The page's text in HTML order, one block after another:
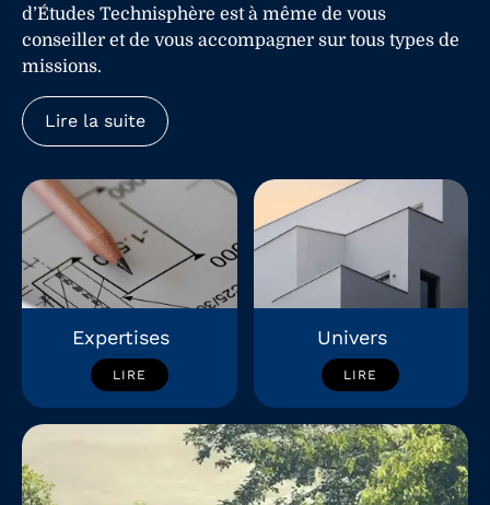
d’Études Technisphère est à même de vous
conseiller et de vous accompagner sur tous types de
missions.
Lire la suite
Expertises
LIRE
Univers
LIRE